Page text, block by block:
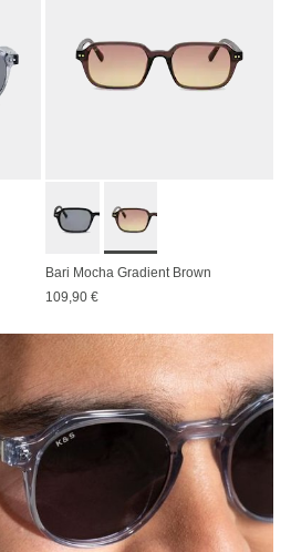
Bari Mocha Gradient Brown
109,90 €